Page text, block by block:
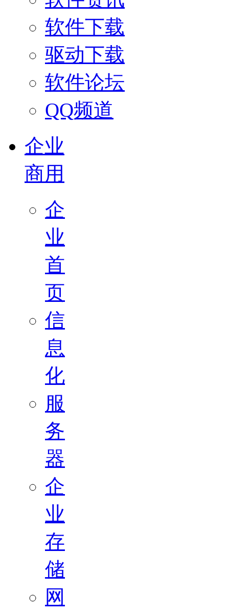
软件下载
驱动下载
软件论坛
QQ频道
企业
商用
企
业
首
页
信
息
化
服
务
器
企
业
存
储
网